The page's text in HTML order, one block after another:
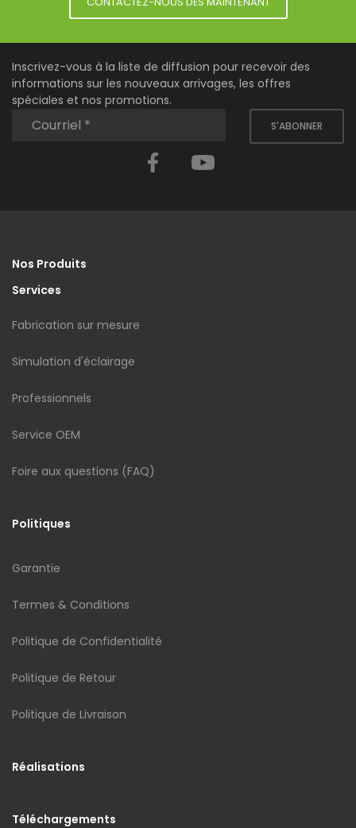
Inscrivez-vous à la liste de diffusion pour recevoir des
informations sur les nouveaux arrivages, les offres
spéciales et nos promotions.
S'ABONNER
Facebook
Nos Produits
Services
Fabrication sur mesure
Simulation d'éclairage
Professionnels
Service OEM
Foire aux questions (FAQ)
Politiques
Garantie
Termes & Conditions
Politique de Confidentialité
Politique de Retour
Politique de Livraison
Réalisations
Téléchargements